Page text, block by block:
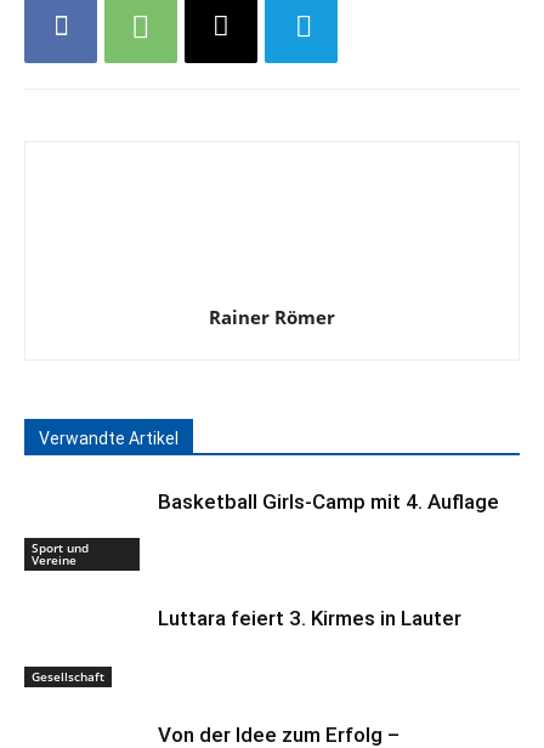
Rainer Römer
Verwandte Artikel
Sport und
Vereine
Basketball Girls-Camp mit 4. Auflage
Gesellschaft
Luttara feiert 3. Kirmes in Lauter
Von der Idee zum Erfolg –